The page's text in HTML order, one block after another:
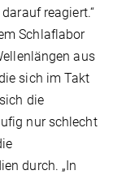
reagiert.“
Schlaflabor
aus
sich im Takt
die
nur schlecht
durch. „In